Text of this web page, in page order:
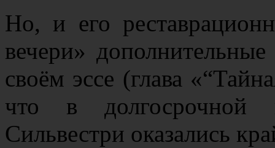
Но, и его
вечери»
своём эссе (глава
что в долгосрочной
Сильвестри оказались